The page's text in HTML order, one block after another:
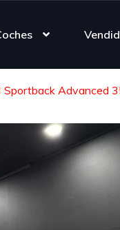
Sportback Advanced